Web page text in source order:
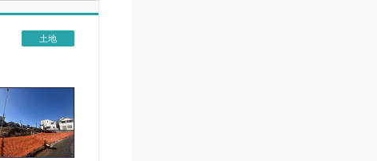
土地